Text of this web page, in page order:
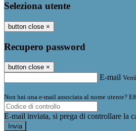
Seleziona utente
button close ×
Recupero password
button close ×
E-mail
Non hai una e-mail associata al nome utente?
E-mail inviata, si prega di controllare la